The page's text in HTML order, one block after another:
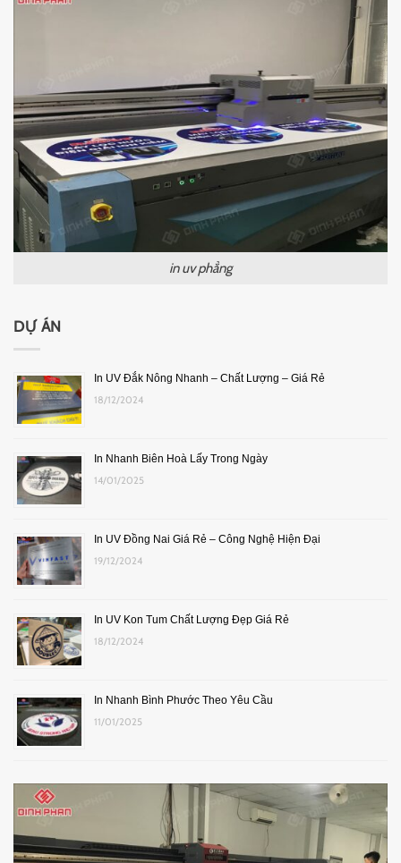
in uv phẳng
DỰ ÁN
In UV Đắk Nông Nhanh – Chất Lượng – Giá Rẻ
18/12/2024
In Nhanh Biên Hoà Lấy Trong Ngày
14/01/2025
In UV Đồng Nai Giá Rẻ – Công Nghệ Hiện Đại
19/12/2024
In UV Kon Tum Chất Lượng Đẹp Giá Rẻ
18/12/2024
In Nhanh Bình Phước Theo Yêu Cầu
11/01/2025